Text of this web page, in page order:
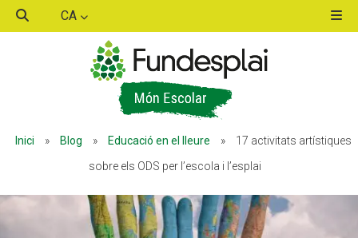
CA
Inici » Blog » Educació en el lleure »
17 activitats artístiques
sobre els ODS per l’escola i l’esplai
ACTIVITATS D'ESTIU
MÓN ESCOLAR
ALBERG CENTRE ESPLAI